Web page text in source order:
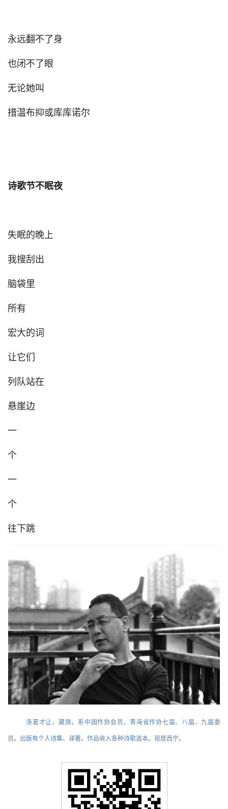
永远翻不了身
也闭不了眼
无论她叫
措温布抑或库库诺尔
诗歌节不眠夜
失眠的晚上
我搜刮出
脑袋里
所有
宏大的词
让它们
列队站在
悬崖边
一
个
一
个
往下跳
洛嘉才让，藏族，系中国作协会员，青海省作协七届、八届、九届委
员。出版有个人诗集、译著。作品收入各种诗歌选本。现居西宁。